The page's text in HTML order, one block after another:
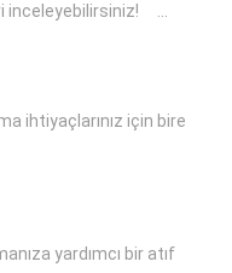
inceleyebilirsiniz! ...
ihtiyaçlarınız için bire
yardımcı bir atıf